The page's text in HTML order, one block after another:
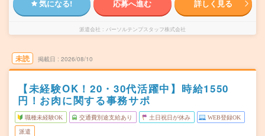
気になる! 応募へ進む 詳しく見る
派遣会社 パーソルテンプスタッフ株式会社
未読 掲載日 2026/08/10
【未経験OK！20・30代活躍中】時給1550
円！お肉に関する事務サポ
職種未経験OK 交通費別途支給あり 土日祝日が休み WEB登録OK
派遣